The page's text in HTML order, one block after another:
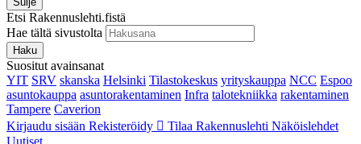
Etsi Rakennuslehti.fistä
Hae tältä sivustolta
Haku
Suositut avainsanat
YIT SRV skanska Helsinki Tilastokeskus yrityskauppa NCC Espoo
asuntokauppa asuntorakentaminen Infra talotekniikka rakentaminen
Tampere Caverion
Kirjaudu sisään Rekisteröidy Tilaa Rakennuslehti Näköislehdet
Uutiset